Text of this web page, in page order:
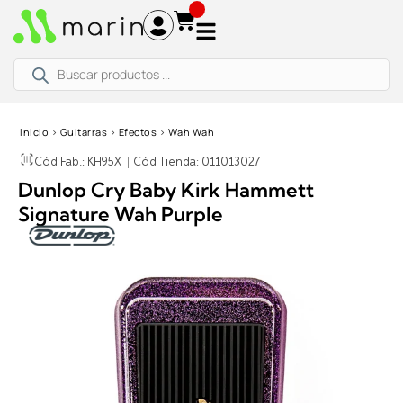
productos
Inicio › Guitarras › Efectos › Wah Wah
Cód Fab.: KH95X Cód Tienda: 011013027
Dunlop Cry Baby Kirk Hammett
Signature Wah Purple